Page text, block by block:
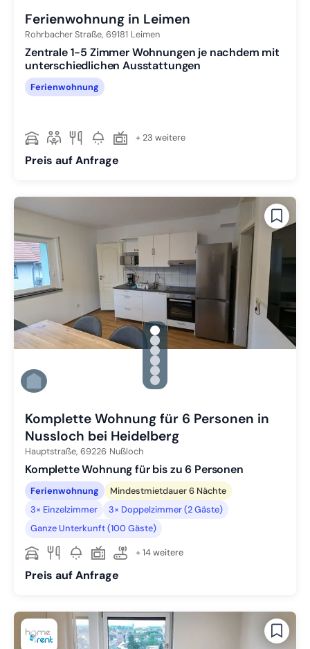
Ferienwohnung in Leimen
Rohrbacher Straße, 69181 Leimen
Zentrale 1-5 Zimmer Wohnungen je nachdem mit
unterschiedlichen Ausstattungen
Ferienwohnung
+ 23 weitere
Preis auf Anfrage
gallery.slide_selector
Zu Slide 1 wechseln
Zu Slide 2 wechseln
Zu Slide 3 wechseln
Zu Slide 4 wechseln
Zu Slide 5 wechseln
Zu Slide 6 wechseln
Komplette Wohnung für 6 Personen in
Nussloch bei Heidelberg
Hauptstraße, 69226 Nußloch
Komplette Wohnung für bis zu 6 Personen
Ferienwohnung
Mindestmietdauer 6 Nächte
3× Einzelzimmer
3× Doppelzimmer (2 Gäste)
Ganze Unterkunft (100 Gäste)
+ 14 weitere
Preis auf Anfrage